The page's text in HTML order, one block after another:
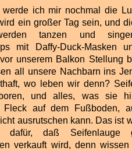
werde ich mir nochmal die
ein großer Tag sein, und
tanzen und
mit Daffy-Duck-Masken
unserem Balkon Stellung
all unsere Nachbarn ins
wo leben wir denn?
und alles, was sie
Fleck auf dem Fußboden,
ausrutschen kann. Das ist
dafür, daß Seifenlauge
verkauft wird, denn